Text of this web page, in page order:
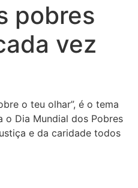
pobres
vez
o teu olhar”, é o tema
o Dia Mundial dos Pobres
e da caridade todos